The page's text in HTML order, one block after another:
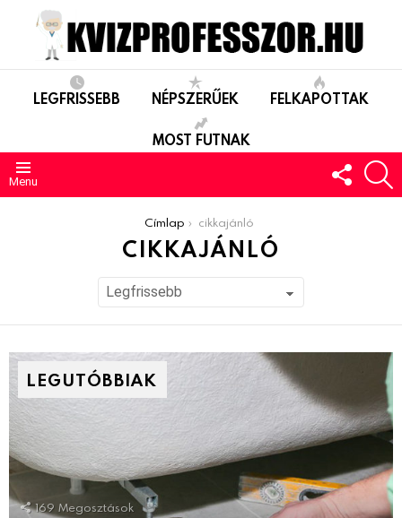
LEGFRISSEBB NÉPSZERŰEK FELKAPOTTAK
MOST FUTNAK
Menu
US
Címlap cikkajánló
CIKKAJÁNLÓ
LEGUTÓBBIAK
169 Megosztások